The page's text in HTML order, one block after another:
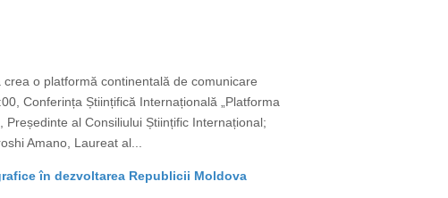
o platformă continentală de comunicare
Conferința Științifică Internațională „Platforma
al Consiliului Științific Internațional;
Amano, Laureat al...
în dezvoltarea Republicii Moldova